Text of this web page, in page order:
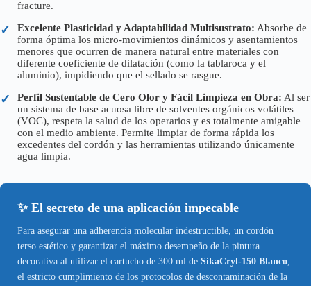
fracture.
✓ Excelente Plasticidad y Adaptabilidad Multisustrato: Absorbe de
forma óptima los micro-movimientos dinámicos y asentamientos
menores que ocurren de manera natural entre materiales con
diferente coeficiente de dilatación (como la tablaroca y el
aluminio), impidiendo que el sellado se rasgue.
✓ Perfil Sustentable de Cero Olor y Fácil Limpieza en Obra: Al ser
un sistema de base acuosa libre de solventes orgánicos volátiles
(VOC), respeta la salud de los operarios y es totalmente amigable
con el medio ambiente. Permite limpiar de forma rápida los
excedentes del cordón y las herramientas utilizando únicamente
agua limpia.
✨ El secreto de una aplicación impecable
Para asegurar una adherencia molecular indestructible, un cordón
terso estético y garantizar el máximo desempeño de la pintura
decorativa al utilizar el cartucho de 300 ml de SikaCryl-150 Blanco,
el estricto cumplimiento de los protocolos de descontaminación de la